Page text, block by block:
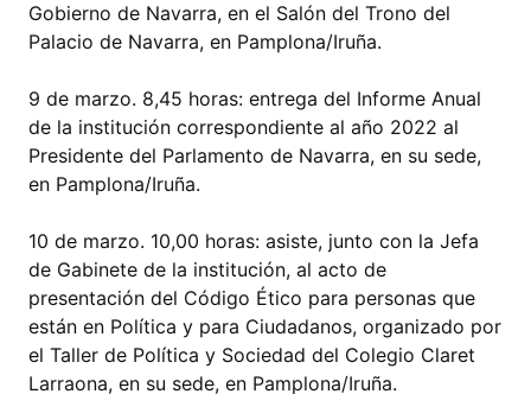
Gobierno de Navarra, en el Salón del Trono del
Palacio de Navarra, en Pamplona/Iruña.
9 de marzo. 8,45 horas: entrega del Informe Anual
de la institución correspondiente al año 2022 al
Presidente del Parlamento de Navarra, en su sede,
en Pamplona/Iruña.
10 de marzo. 10,00 horas: asiste, junto con la Jefa
de Gabinete de la institución, al acto de
presentación del Código Ético para personas que
están en Política y para Ciudadanos, organizado por
el Taller de Política y Sociedad del Colegio Claret
Larraona, en su sede, en Pamplona/Iruña.